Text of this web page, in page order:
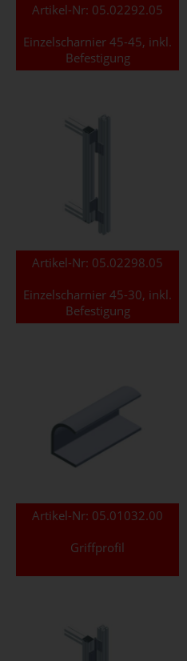
Artikel-Nr: 05.02292.05
Einzelscharnier 45-45, inkl.
Befestigung
Artikel-Nr: 05.02298.05
Einzelscharnier 45-30, inkl.
Befestigung
Artikel-Nr: 05.01032.00
Griffprofil